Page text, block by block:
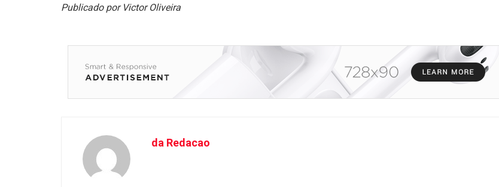
Publicado por Victor Oliveira
da Redacao